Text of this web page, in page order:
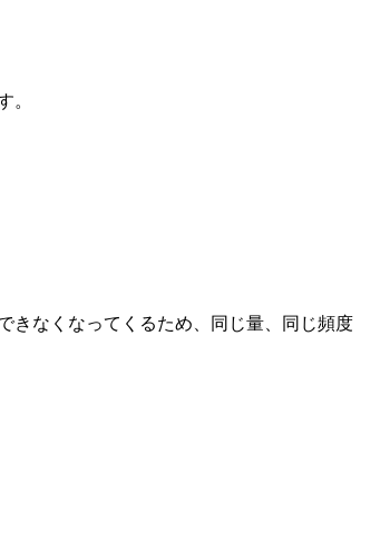
。
きなくなってくるため、同じ量、同じ頻度